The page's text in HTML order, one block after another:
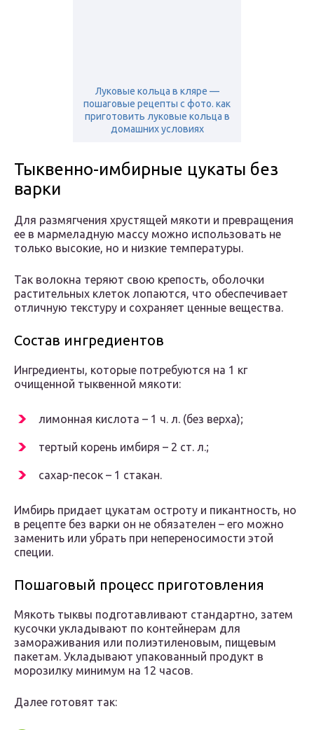
Луковые кольца в кляре —
пошаговые рецепты с фото. как
приготовить луковые кольца в
домашних условиях
Тыквенно-имбирные цукаты без
варки
Для размягчения хрустящей мякоти и превращения
ее в мармеладную массу можно использовать не
только высокие, но и низкие температуры.
Так волокна теряют свою крепость, оболочки
растительных клеток лопаются, что обеспечивает
отличную текстуру и сохраняет ценные вещества.
Состав ингредиентов
Ингредиенты, которые потребуются на 1 кг
очищенной тыквенной мякоти:
лимонная кислота – 1 ч. л. (без верха);
тертый корень имбиря – 2 ст. л.;
сахар-песок – 1 стакан.
Имбирь придает цукатам остроту и пикантность, но
в рецепте без варки он не обязателен – его можно
заменить или убрать при непереносимости этой
специи.
Пошаговый процесс приготовления
Мякоть тыквы подготавливают стандартно, затем
кусочки укладывают по контейнерам для
замораживания или полиэтиленовым, пищевым
пакетам. Укладывают упакованный продукт в
морозилку минимум на 12 часов.
Далее готовят так: